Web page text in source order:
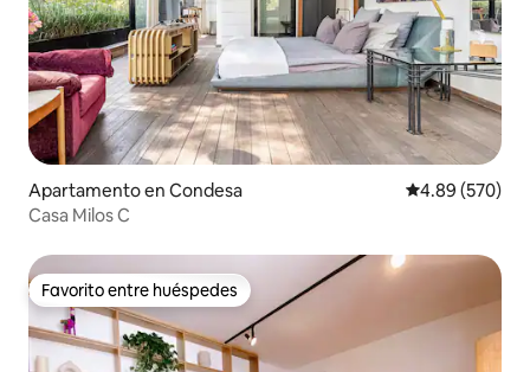
Apartamento en Condesa Calificación
4.89 (570)
Casa Milos C
Favorito entre huéspedes
Favorito entre huéspedes